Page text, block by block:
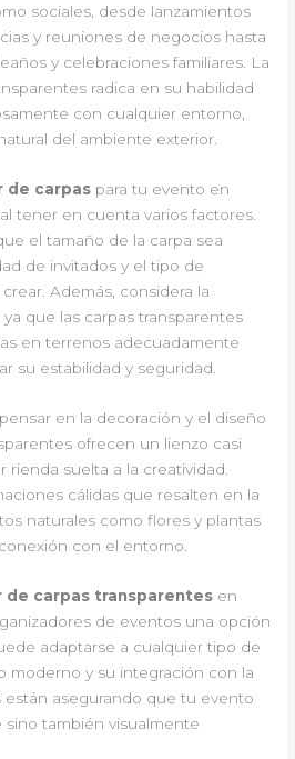
sociales, desde lanzamientos
y reuniones de negocios hasta
y celebraciones familiares. La
radica en su habilidad
con cualquier entorno,
del ambiente exterior.
de carpas para tu evento en
tener en cuenta varios factores.
el tamaño de la carpa sea
de invitados y el tipo de
Además, considera la
que las carpas transparentes
en terrenos adecuadamente
su estabilidad y seguridad.
en la decoración y el diseño
ofrecen un lienzo casi
rienda suelta a la creatividad.
cálidas que resalten en la
naturales como flores y plantas
con el entorno.
de carpas transparentes en
de eventos una opción
adaptarse a cualquier tipo de
moderno y su integración con la
están asegurando que tu evento
sino también visualmente